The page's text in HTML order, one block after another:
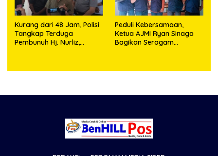
Kurang dari 48 Jam, Polisi
Tangkap Terduga
Pembunuh Hj. Nurliz,
Peduli Kebersamaan,
Ketua AJMI Ryan Sinaga
Bagikan Seragam